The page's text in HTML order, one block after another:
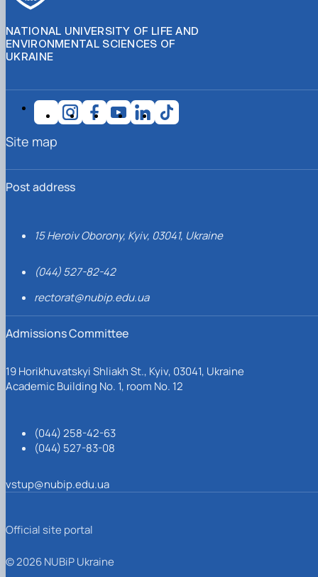
NATIONAL UNIVERSITY OF LIFE AND
ENVIRONMENTAL SCIENCES OF
UKRAINE
Post address
15 Heroiv Oborony, Kyiv, 03041, Ukraine
(044) 527-82-42
rectorat@nubip.edu.ua
Admissions Committee
19 Horikhuvatskyi Shliakh St., Kyiv, 03041, Ukraine
Academic Building No. 1, room No. 12
(044) 258-42-63
(044) 527-83-08
vstup@nubip.edu.ua
Site map
Official site portal
© 2026 NUBiP Ukraine